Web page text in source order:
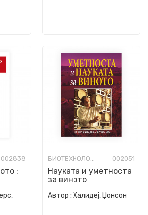
002838
:
БИОТЕХНОЛОГИЈА 002051
Науката и уметноста
за виното
Автор : Халидеј, Џонсон